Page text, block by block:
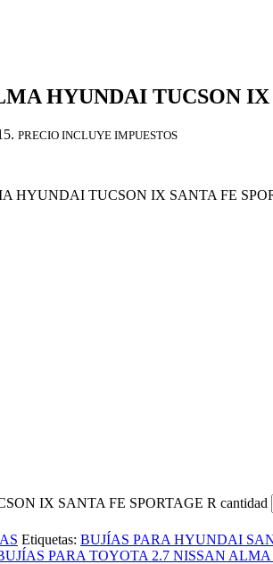
HYUNDAI TUCSON IX
PRECIO INCLUYE IMPUESTOS
HYUNDAI TUCSON IX SANTA FE
IX SANTA FE SPORTAGE R cantidad
Etiquetas: BUJÍAS PARA HYUNDAI
PARA TOYOTA 2.7 NISSAN